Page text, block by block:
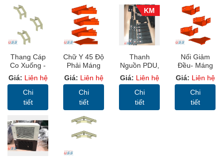
Thang Cáp
Co Xuống -
Thang Cáp
Sơn Tĩnh
Điện, Cable
Ladder (TC)
Giá: Liên hệ
Chi
tiết
Chữ Y 45 Độ
Phải Máng
Cáp Sơn
Tĩnh Điện,
Cable
Trunking
Giá: Liên hệ
Chi
tiết
KM
Thanh
Nguồn PDU,
Ổ Điện Đa
Dụng, C13,
C14, C19,
C20 Chuẩn
Giá: Liên hệ
Chi
tiết
Nối Giảm
Đều- Máng
Sơn Tĩnh
Điện, Cable
Trunking
(MC)
Giá: Liên hệ
Chi
tiết